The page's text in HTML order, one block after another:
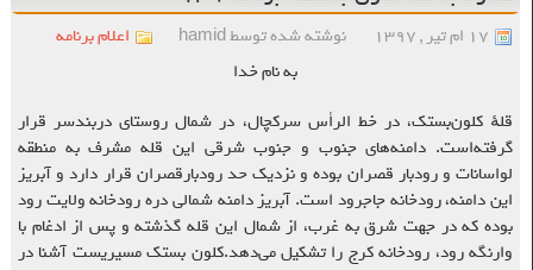
۱۷ ام تیر , ۱۳۹۷ نوشته شده توسط hamid
اعلام برنامه
به نام خدا
قلهٔ کلون‌بستک، در خط الرأس سرکچال، در شمال روستای دربندسر قرار
گرفته‌است. دامنه‌های جنوب و جنوب شرقی این قله مشرف به منطقه
لواسانات و رودبار قصران بوده و نزدیک حد رودبارقصران قرار دارد و آبریز
این دامنه، رودخانه جاجرود است. آبریز دامنه شمالی دره رودخانه ولایت رود
بوده که در جهت شرق به غرب، از شمال این قله گذشته و پس از ادغام با
وارنگه رود، رودخانه کرج را تشکیل می‌دهد.کلون بستک مسیریست آشنا در